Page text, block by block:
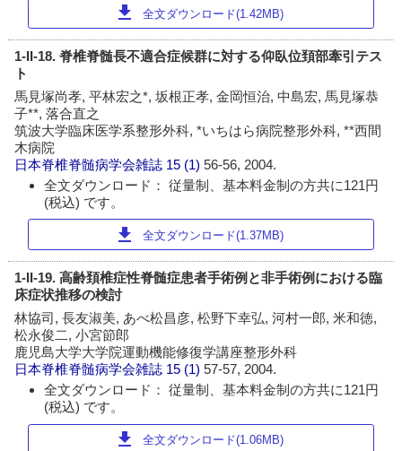
download 全文ダウンロード(1.42MB)
1-II-18. 脊椎脊髄長不適合症候群に対する仰臥位頚部牽引テス
ト
馬見塚尚孝, 平林宏之*, 坂根正孝, 金岡恒治, 中島宏, 馬見塚恭
子**, 落合直之
筑波大学臨床医学系整形外科, *いちはら病院整形外科, **西間
木病院
日本脊椎脊髄病学会雑誌 15 (1)56-56, 2004.
全文ダウンロード： 従量制、基本料金制の方共に121円
(税込) です。
download 全文ダウンロード(1.37MB)
1-II-19. 高齢頚椎症性脊髄症患者手術例と非手術例における臨
床症状推移の検討
林協司, 長友淑美, あべ松昌彦, 松野下幸弘, 河村一郎, 米和徳,
松永俊二, 小宮節郎
鹿児島大学大学院運動機能修復学講座整形外科
日本脊椎脊髄病学会雑誌 15 (1)57-57, 2004.
全文ダウンロード： 従量制、基本料金制の方共に121円
(税込) です。
download 全文ダウンロード(1.06MB)